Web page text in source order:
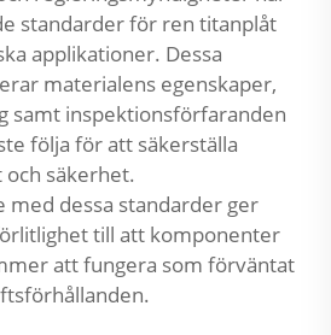
standarder för ren titanplåt
applikationer. Dessa
materialens egenskaper,
samt inspektionsförfaranden
följa för att säkerställa
säkerhet.
med dessa standarder ger
till att komponenter
att fungera som förväntat